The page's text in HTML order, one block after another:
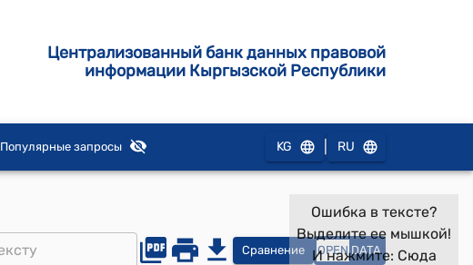
Централизованный банк данных правовой
информации Кыргызской Республики
Популярные запросы KG RU
Сравнение OPEN DATA
Ошибка в тексте?
Выделите ее мышкой!
И нажмите: Сюда